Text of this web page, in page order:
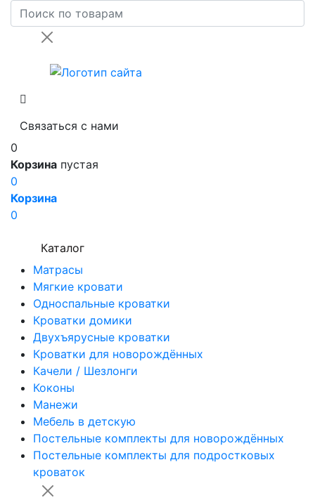
Связаться с нами
0
Корзина пустая
0
Корзина
0
Каталог
Матрасы
Мягкие кровати
Односпальные кроватки
Кроватки домики
Двухъярусные кроватки
Кроватки для новорождённых
Качели / Шезлонги
Коконы
Манежи
Мебель в детскую
Постельные комплекты для новорождённых
Постельные комплекты для подростковых
кроваток